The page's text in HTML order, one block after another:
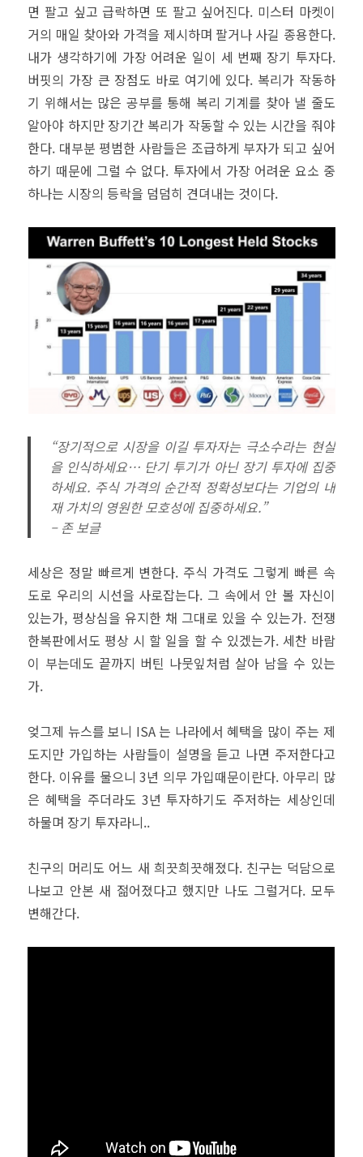
면 팔고 싶고 급락하면 또 팔고 싶어진다. 미스터 마켓이
거의 매일 찾아와 가격을 제시하며 팔거나 사길 종용한다.
내가 생각하기에 가장 어려운 일이 세 번째 장기 투자다.
버핏의 가장 큰 장점도 바로 여기에 있다. 복리가 작동하
기 위해서는 많은 공부를 통해 복리 기계를 찾아 낼 줄도
알아야 하지만 장기간 복리가 작동할 수 있는 시간을 줘야
한다. 대부분 평범한 사람들은 조급하게 부자가 되고 싶어
하기 때문에 그럴 수 없다. 투자에서 가장 어려운 요소 중
하나는 시장의 등락을 덤덤히 견뎌내는 것이다.
“장기적으로 시장을 이길 투자자는 극소수라는 현실
을 인식하세요… 단기 투기가 아닌 장기 투자에 집중
하세요. 주식 가격의 순간적 정확성보다는 기업의 내
재 가치의 영원한 모호성에 집중하세요.”
– 존 보글
세상은 정말 빠르게 변한다. 주식 가격도 그렇게 빠른 속
도로 우리의 시선을 사로잡는다. 그 속에서 안 볼 자신이
있는가, 평상심을 유지한 채 그대로 있을 수 있는가. 전쟁
한복판에서도 평상 시 할 일을 할 수 있겠는가. 세찬 바람
이 부는데도 끝까지 버틴 나뭇잎처럼 살아 남을 수 있는
가.
엊그제 뉴스를 보니 ISA 는 나라에서 혜택을 많이 주는 제
도지만 가입하는 사람들이 설명을 듣고 나면 주저한다고
한다. 이유를 물으니 3년 의무 가입때문이란다. 아무리 많
은 혜택을 주더라도 3년 투자하기도 주저하는 세상인데
하물며 장기 투자라니..
친구의 머리도 어느 새 희끗희끗해졌다. 친구는 덕담으로
나보고 안본 새 젊어졌다고 했지만 나도 그럴거다. 모두
변해간다.